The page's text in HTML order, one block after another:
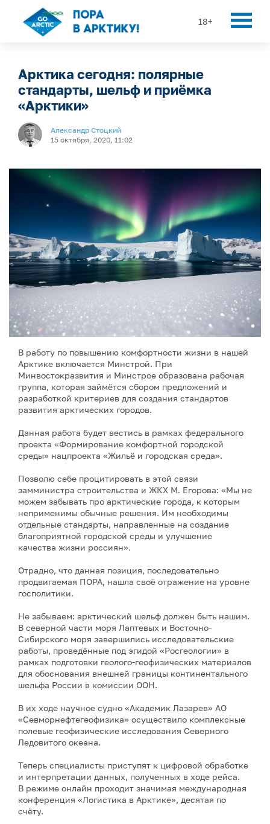
18+
Арктика сегодня: полярные
стандарты, шельф и приёмка
«Арктики»
Александр Стоцкий
15 октября, 2020, 11:02
В работу по повышению комфортности жизни в нашей
Арктике включается Минстрой. При
Минвостокразвития и Минстрое образована рабочая
группа, которая займётся сбором предложений и
разработкой критериев для создания стандартов
развития арктических городов.
Данная работа будет вестись в рамках федерального
проекта «Формирование комфортной городской
среды» нацпроекта «Жильё и городская среда».
Позволю себе процитировать в этой связи
замминистра строительства и ЖКХ М. Егорова: «Мы не
можем забывать про арктические города, к которым
неприменимы обычные решения. Им необходимы
отдельные стандарты, направленные на создание
благоприятной городской среды и улучшение
качества жизни россиян».
Отрадно, что данная позиция, последовательно
продвигаемая ПОРА, нашла своё отражение на уровне
госполитики.
Не забываем: арктический шельф должен быть нашим.
В северной части моря Лаптевых и Восточно-
Сибирского моря завершились исследовательские
работы, проведённые под эгидой «Росгеологии» в
рамках подготовки геолого-геофизических материалов
для обоснования внешней границы континентального
шельфа России в комиссии ООН.
В их ходе научное судно «Академик Лазарев» АО
«Севморнефтегеофизика» осуществило комплексные
полевые геофизические исследования Северного
Ледовитого океана.
Теперь специалисты приступят к цифровой обработке
и интерпретации данных, полученных в ходе рейса.
В режиме онлайн проходит значимая международная
конференция «Логистика в Арктике», десятая по
счёту.